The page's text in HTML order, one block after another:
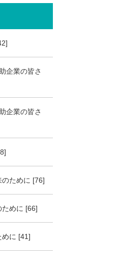
企業の皆さ
企業の皆さ
ために [76]
ために [66]
めに [41]